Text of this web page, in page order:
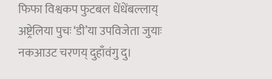
फिफा विश्वकप फुटबल धेंधेंबल्लाय्
अष्ट्रेलिया पुचः ‘डी’या उपविजेता जुयाः
नकआउट चरणय् दुहाँवंगु दु।